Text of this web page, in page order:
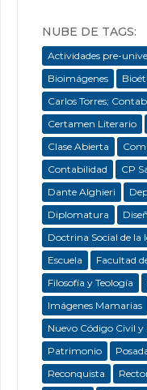
NUBE DE TAGS:
Actividades pre-
Bioimágenes
Carlos Torres;
Certamen Literario
Clase Abierta
Contabilidad
CP
Dante Alghieri
Diplomatura
Doctrina Social de la
Escuela
Facultad
Filosofía y Teología
Imágenes Mamarias
Nuevo Código Civil y
Patrimonio
Reconquista